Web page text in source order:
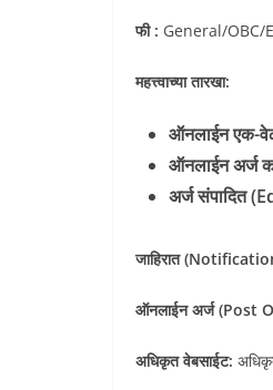
फी : General/OBC/
महत्त्वाच्या तारखा:
ऑनलाईन एक-वेळ
ऑनलाईन अर्ज
अर्ज संपादित
जाहिरात
ऑनलाईन अर्ज (Post
अधिकृत वेबसाईट: